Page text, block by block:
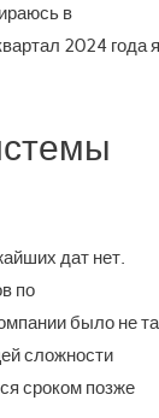
в
2024 года я
дат нет.
по
было не
сложности
сроком позже